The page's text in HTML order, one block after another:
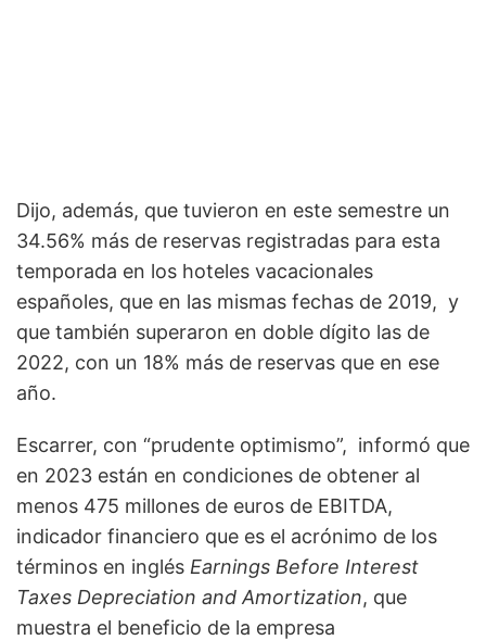
Dijo, además, que tuvieron en este semestre un
34.56% más de reservas registradas para esta
temporada en los hoteles vacacionales
españoles, que en las mismas fechas de 2019, y
que también superaron en doble dígito las de
2022, con un 18% más de reservas que en ese
año.
Escarrer, con “prudente optimismo”, informó que
en 2023 están en condiciones de obtener al
menos 475 millones de euros de EBITDA,
indicador financiero que es el acrónimo de los
términos en inglés Earnings Before Interest
Taxes Depreciation and Amortization, que
muestra el beneficio de la empresa